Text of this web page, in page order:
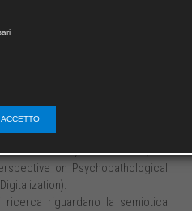
presso l’Alma Mater Studiorum
(PSCS), attualmente
per il progetto PRIN SACRe-D
and the Myth of Creativity. An
on Psychopathological
riguardano la semiotica